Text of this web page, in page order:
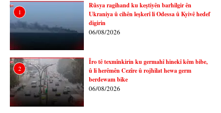
1
Rûsya ragihand ku keştiyên barhilgir ên
Ukraniya û cihên leşkerî li Odessa û Kyivê hedef
digirin
06/08/2026
2
Îro tê texmînkirin ku germahî hinekî kêm bibe,
û li herêmên Cezîre û rojhilat hewa germ
berdewam bike
06/08/2026